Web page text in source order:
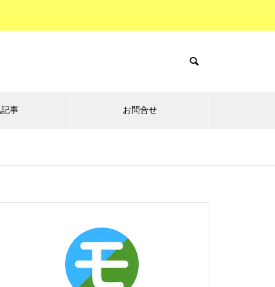
事 お問合せ
『極悪女王』レビュー☆自分は